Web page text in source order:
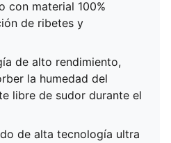
con material 100%
de ribetes y
de alto rendimiento,
la humedad del
libre de sudor durante el
de alta tecnología ultra